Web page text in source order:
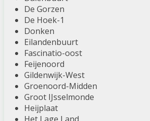
De Gorzen
De Hoek-1
Donken
Eilandenbuurt
Fascinatio-oost
Feijenoord
Gildenwijk-West
Groenoord-Midden
Groot IJsselmonde
Heijplaat